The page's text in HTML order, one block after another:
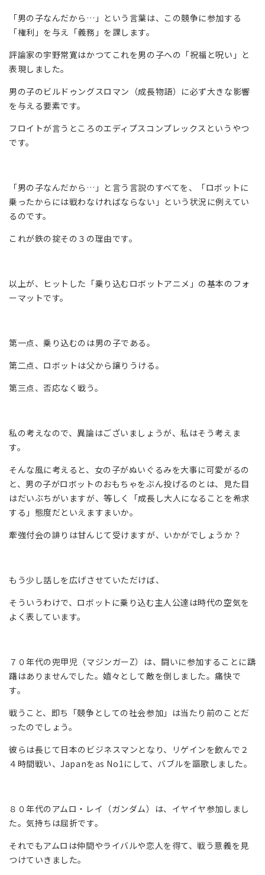
「男の子なんだから…」という言葉は、この競争に参加する
「権利」を与え「義務」を課します。
評論家の宇野常寛はかつてこれを男の子への「祝福と呪い」と
表現しました。
男の子のビルドゥングスロマン （成長物語）に必ず大きな影響
を与える要素です。
フロイトが言うところのエディプスコンプレックスというやつ
です。
「男の子なんだから…」と言う言説のすべてを、「ロボットに
乗ったからには戦わなければならない」という状況に例えてい
るのです。
これが鉄の掟その３の理由です。
以上が、ヒットした「乗り込むロボットアニメ」の基本のフォ
ーマットです。
第一点、乗り込むのは男の子である。
第二点、ロボットは父から譲りうける。
第三点、否応なく戦う。
私の考えなので、異論はございましょうが、私はそう考えま
す。
そんな風に考えると、女の子がぬいぐるみを大事に可愛がるの
と、男の子がロボットのおもちゃをぶん投げるのとは、見た目
はだいぶちがいますが、等しく「成長し大人になることを希求
する」態度だといえますまいか。
牽強付会の誹りは甘んじて受けますが、いかがでしょうか？
もう少し話しを広げさせていただけば、
そういうわけで、ロボットに乗り込む主人公達は時代の空気を
よく表しています。
７０年代の兜甲児（マジンガーZ）は、闘いに参加することに躊
躇はありませんでした。嬉々として敵を倒しました。痛快で
す。
戦うこと、即ち「競争としての社会参加」は当たり前のことだ
ったのでしょう。
彼らは長じて日本のビジネスマンとなり、リゲインを飲んで２
４時間戦い、Japanをas No1にして、バブルを謳歌しました。
８０年代のアムロ・レイ（ガンダム）は、イヤイヤ参加しまし
た。気持ちは屈折です。
それでもアムロは仲間やライバルや恋人を得て、戦う意義を見
つけていきました。